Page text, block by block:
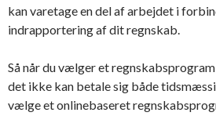
kan varetage en del af arbejdet i
indrapportering af dit regnskab.
Så når du vælger et
det ikke kan betale sig både
vælge et onlinebaseret